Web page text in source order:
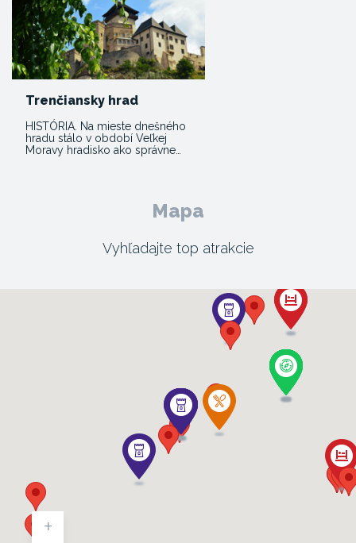
Trenčiansky hrad
HISTÓRIA. Na mieste dnešného
hradu stálo v období Veľkej
Moravy hradisko ako správne…
Mapa
Vyhľadajte top atrakcie
+